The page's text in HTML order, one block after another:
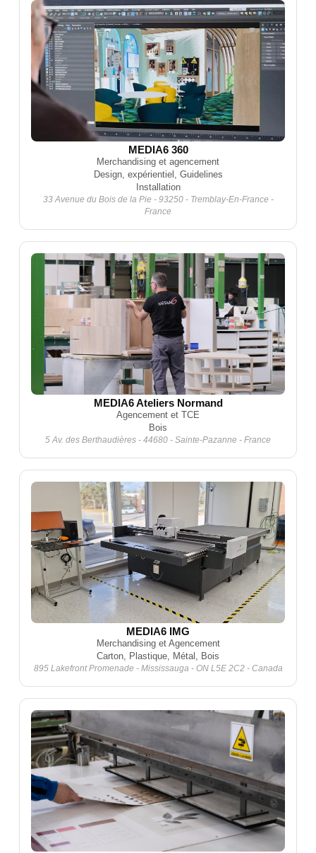
MEDIA6 360
Merchandising et agencement
Design, expérientiel, Guidelines
Installation
33 Avenue du Bois de la Pie - 93250 - Tremblay-En-France -
France
MEDIA6 Ateliers Normand
Agencement et TCE
Bois
5 Av. des Berthaudières - 44680 - Sainte-Pazanne - France
MEDIA6 IMG
Merchandising et Agencement
Carton, Plastique, Métal, Bois
895 Lakefront Promenade - Mississauga - ON L5E 2C2 - Canada